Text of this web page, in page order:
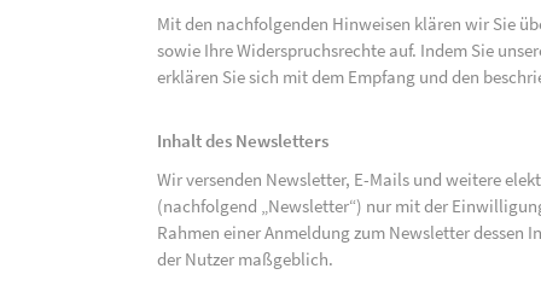
Mit den nachfolgenden Hinweisen klären wir Sie
sowie Ihre Widerspruchsrechte auf. Indem Sie
erklären Sie sich mit dem Empfang und den
Inhalt des Newsletters
Wir versenden Newsletter, E-Mails und weitere
(nachfolgend „Newsletter“) nur mit der
Rahmen einer Anmeldung zum Newsletter
der Nutzer maßgeblich.